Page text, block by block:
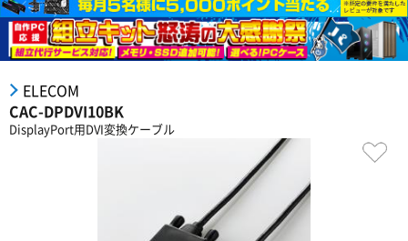
ELECOM
CAC-DPDVI10BK
DisplayPort用DVI変換ケーブル